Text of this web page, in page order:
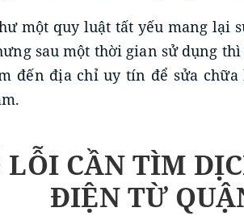
một quy luật tất yếu mang lại
sau một thời gian sử dụng
đến địa chỉ uy tín để sửa
LỖI CẦN TÌM
ĐIỆN TỪ